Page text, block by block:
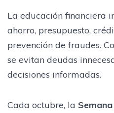
La educación financiera
ahorro, presupuesto,
prevención de fraudes.
se evitan deudas
decisiones informadas.
Cada octubre, la